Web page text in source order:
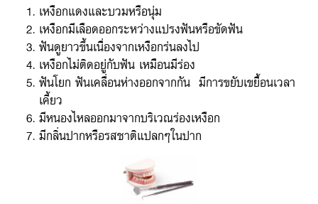
เหงือกแดงและบวมหรือนุ่ม
เหงือกมีเลือดออกระหว่างแปรงฟันหรือขัดฟัน
ฟันดูยาวขึ้นเนื่องจากเหงือกร่นลงไป
เหงือกไม่ติดอยู่กับฟัน เหมือนมีร่อง
ฟันโยก ฟันเคลื่อนห่างออกจากกัน มีการขยับเขยื้อนเวลา
เคี้ยว
มีหนองไหลออกมาจากบริเวณร่องเหงือก
มีกลิ่นปากหรือรสชาติแปลกๆในปาก